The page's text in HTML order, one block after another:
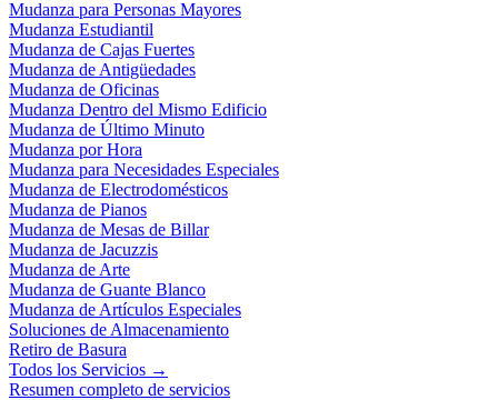
Mudanza para Personas Mayores
Mudanza Estudiantil
Mudanza de Cajas Fuertes
Mudanza de Antigüedades
Mudanza de Oficinas
Mudanza Dentro del Mismo Edificio
Mudanza de Último Minuto
Mudanza por Hora
Mudanza para Necesidades Especiales
Mudanza de Electrodomésticos
Mudanza de Pianos
Mudanza de Mesas de Billar
Mudanza de Jacuzzis
Mudanza de Arte
Mudanza de Guante Blanco
Mudanza de Artículos Especiales
Soluciones de Almacenamiento
Retiro de Basura
Todos los Servicios →
Resumen completo de servicios